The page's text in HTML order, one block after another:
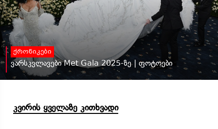
ქრონიკები
ვარსკვლავები Met Gala 2025-ზე | ფოტოები
კვირის ყველაზე კითხვადი